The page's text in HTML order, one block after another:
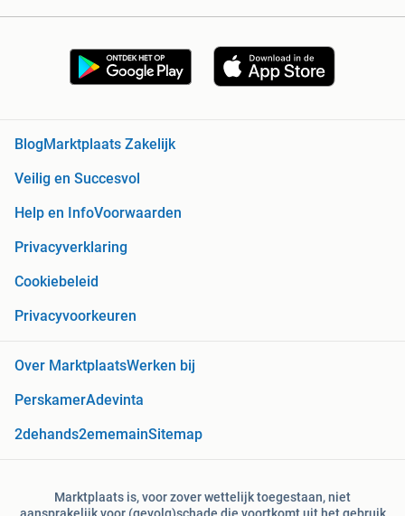
Blog Marktplaats Zakelijk
Veilig en Succesvol
Help en InfoVoorwaarden
Privacyverklaring
Cookiebeleid
Privacyvoorkeuren
Over MarktplaatsWerken bij
PerskamerAdevinta
2dehands2ememainSitemap
Marktplaats is, voor zover wettelijk toegestaan, niet